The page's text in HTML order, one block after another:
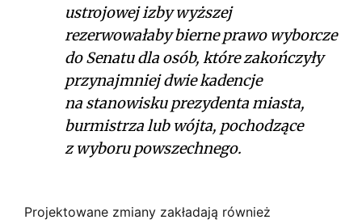
ustrojowej izby wyższej
rezerwowałaby bierne prawo wyborcze
do Senatu dla osób, które zakończyły
przynajmniej dwie kadencje
na stanowisku prezydenta miasta,
burmistrza lub wójta, pochodzące
z wyboru powszechnego.
Projektowane zmiany zakładają również